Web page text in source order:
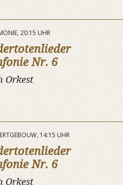
20:15 UHR
Nr. 6
Orkest
14:15 UHR
Nr. 6
Orkest